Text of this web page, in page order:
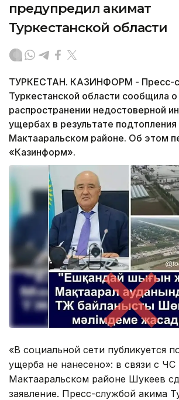
предупредил акимат
Туркестанской области
ТУРКЕСТАН. КАЗИНФОРМ - Пресс-
Туркестанской области сообщила о
распространении недостоверной
ущербах в результате подтопления
Мактааральском районе. Об этом
«Казинформ».
«В социальной сети публикуется
ущерба не нанесено»: в связи с ЧС
Мактааральском районе Шукеев
заявление. Пресс-службой акима